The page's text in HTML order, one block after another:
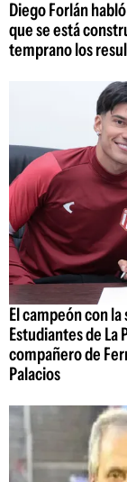
Diego Forlán
que se está
temprano los
El campeón con
Estudiantes de La
compañero de
Palacios